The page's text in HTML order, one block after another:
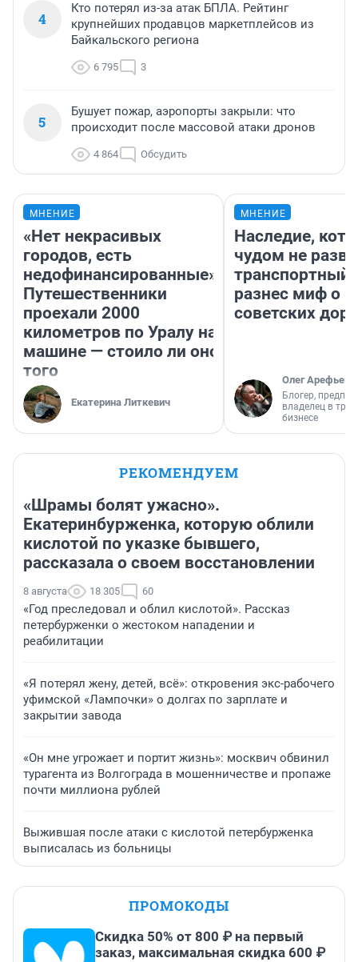
4
Кто потерял из-за атак БПЛА. Рейтинг
крупнейших продавцов маркетплейсов из
Байкальского региона
6 795 3
5
Бушует пожар, аэропорты закрыли: что
происходит после массовой атаки дронов
4 864 Обсудить
МНЕНИЕ
«Нет некрасивых
городов, есть
недофинансированные».
Путешественники
проехали 2000
километров по Уралу на
машине — стоило ли оно
того
Екатерина Литкевич
МНЕНИЕ
Наследие,
чудом не
транспортный
разнес миф о
советских
Олег Арефьев
Блогер,
владелец в
бизнесе
РЕКОМЕНДУЕМ
«Шрамы болят ужасно».
Екатеринбурженка, которую облили
кислотой по указке бывшего,
рассказала о своем восстановлении
8 августа 18 305 60
«Год преследовал и облил кислотой». Рассказ
петербурженки о жестоком нападении и
реабилитации
«Я потерял жену, детей, всё»: откровения экс-рабочего
уфимской «Лампочки» о долгах по зарплате и
закрытии завода
«Он мне угрожает и портит жизнь»: москвич обвинил
турагента из Волгограда в мошенничестве и пропаже
почти миллиона рублей
Выжившая после атаки с кислотой петербурженка
выписалась из больницы
ПРОМОКОДЫ
Скидка 50% от 800 ₽ на первый
заказ, максимальная скидка 600 ₽